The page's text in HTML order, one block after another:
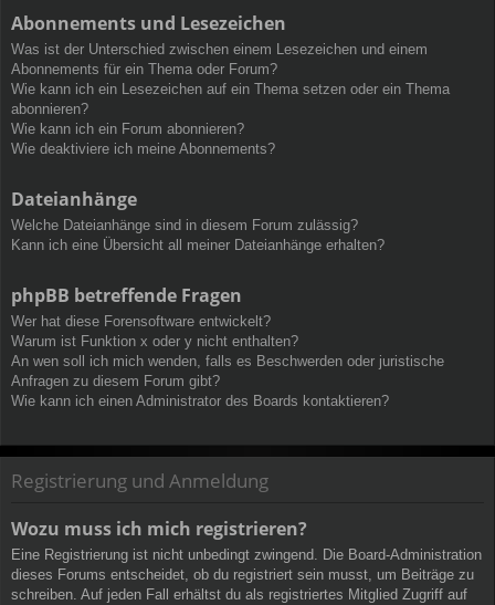
Abonnements und Lesezeichen
Was ist der Unterschied zwischen einem Lesezeichen und einem
Abonnements für ein Thema oder Forum?
Wie kann ich ein Lesezeichen auf ein Thema setzen oder ein Thema
abonnieren?
Wie kann ich ein Forum abonnieren?
Wie deaktiviere ich meine Abonnements?
Dateianhänge
Welche Dateianhänge sind in diesem Forum zulässig?
Kann ich eine Übersicht all meiner Dateianhänge erhalten?
phpBB betreffende Fragen
Wer hat diese Forensoftware entwickelt?
Warum ist Funktion x oder y nicht enthalten?
An wen soll ich mich wenden, falls es Beschwerden oder juristische
Anfragen zu diesem Forum gibt?
Wie kann ich einen Administrator des Boards kontaktieren?
Registrierung und Anmeldung
Wozu muss ich mich registrieren?
Eine Registrierung ist nicht unbedingt zwingend. Die Board-Administration
dieses Forums entscheidet, ob du registriert sein musst, um Beiträge zu
schreiben. Auf jeden Fall erhältst du als registriertes Mitglied Zugriff auf